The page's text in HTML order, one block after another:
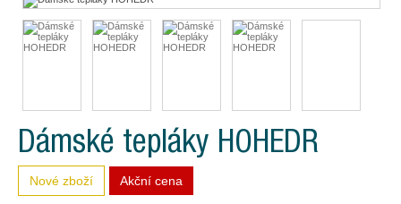
Dámské tepláky HOHEDR
Nové zboží Akční cena